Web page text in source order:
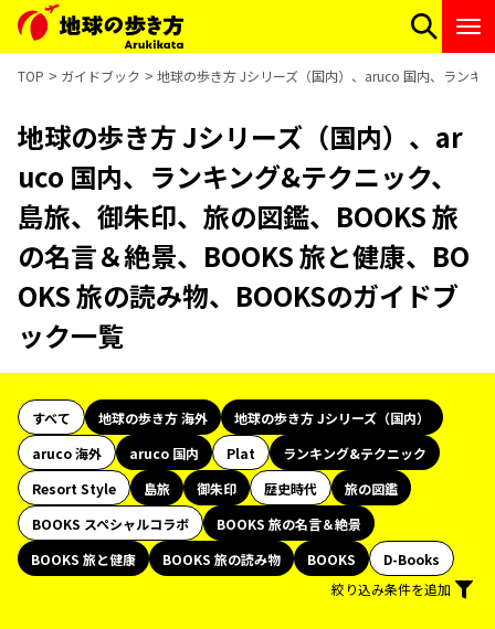
TOP ガイドブック 地球の歩き方 Jシリーズ（国内）、aruco 国内、ランキ
地球の歩き方 Jシリーズ（国内）、ar
uco 国内、ランキング&テクニック、
島旅、御朱印、旅の図鑑、BOOKS 旅
の名言＆絶景、BOOKS 旅と健康、BO
OKS 旅の読み物、BOOKSのガイドブ
ック一覧
すべて 地球の歩き方 海外
地球の歩き方 Jシリーズ（国内）
aruco 海外
aruco 国内 Plat
ランキング&テクニック
Resort Style
島旅 御朱印 歴史時代
旅の図鑑
BOOKS スペシャルコラボ
BOOKS 旅の名言＆絶景
BOOKS 旅と健康
BOOKS 旅の読み物 BOOKS
D-Books
絞り込み条件を追加